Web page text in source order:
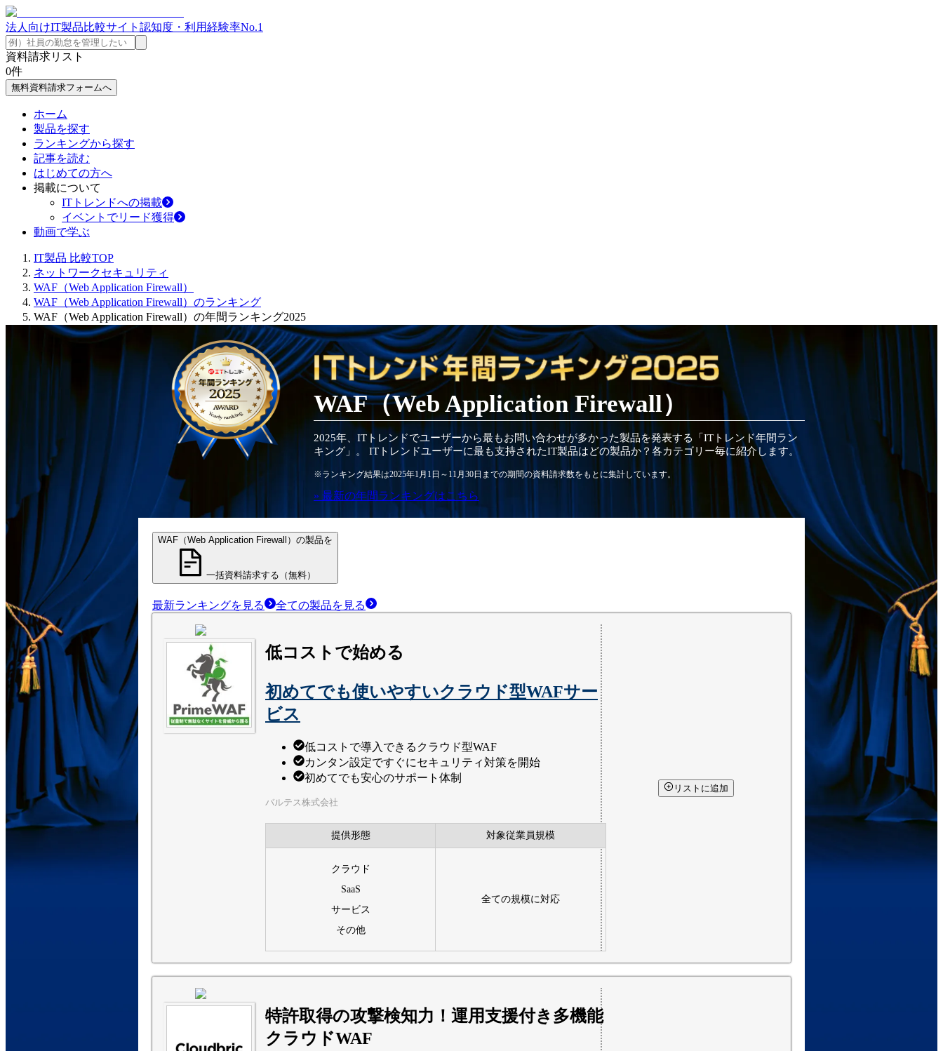
法人向けIT製品比較サイト 認知度・利用経験率No.1
資料請求リスト
0件
無料資料請求フォームへ
ホーム
製品を探す
ランキングから探す
記事を読む
はじめての方へ
掲載について
ITトレンドへの掲載
イベントでリード獲得
動画で学ぶ
IT製品 比較TOP
ネットワークセキュリティ
WAF（Web Application Firewall）
WAF（Web Application Firewall）のランキング
WAF（Web Application Firewall）の年間ランキング2025
WAF（Web Application Firewall）
2025年、ITトレンドでユーザーから最もお問い合わせが多かった製品を発表する「ITトレンド年間ラン
キング」。 ITトレンドユーザーに最も支持されたIT製品はどの製品か？各カテゴリー毎に紹介します。
※ランキング結果は2025年1月1日～ 11月30日 までの期間の資料請求数をもとに集計しています。
» 最新の年間ランキングはこちら
WAF（Web Application Firewall）の製品を
一括資料請求する（無料）
最新ランキングを見る 全ての製品を見る
低コストで始める
初めてでも使いやすいクラウド型WAFサー
ビス
低コストで導入できるクラウド型WAF
カンタン設定ですぐにセキュリティ対策を開始
初めてでも安心のサポート体制
バルテス株式会社
提供形態 対象従業員規模
クラウド
SaaS
サービス
その他
全ての規模に対応
リストに追加
特許取得の攻撃検知力！運用支援付き多機能
クラウドWAF